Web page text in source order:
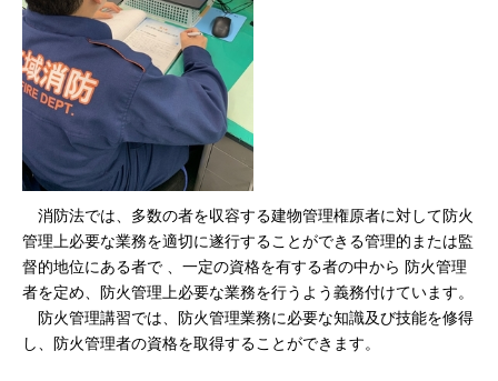
消防法では、多数の者を収容する建物管理権原者に対して防火
管理上必要な業務を適切に遂行することができる管理的または監
督的地位にある者で 、一定の資格を有する者の中から 防火管理
者を定め、防火管理上必要な業務を行うよう義務付けています。
防火管理講習では、防火管理業務に必要な知識及び技能を修得
し、防火管理者の資格を取得することができます。